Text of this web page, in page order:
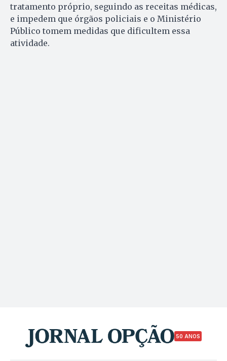
tratamento próprio, seguindo as receitas médicas,
e impedem que órgãos policiais e o Ministério
Público tomem medidas que dificultem essa
atividade.
50 ANOS